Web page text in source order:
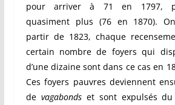
pour arriver à 71 en 1797,
quasiment plus (76 en 1870).
partir de 1823, chaque
certain nombre de foyers qui
d’une dizaine sont dans ce cas en
Ces foyers pauvres deviennent
de vagabondset sont expulsés du